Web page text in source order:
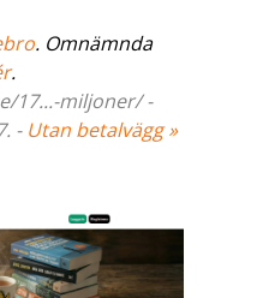
. Omnämnda
.
17...-miljoner/ -
- Utan betalvägg »